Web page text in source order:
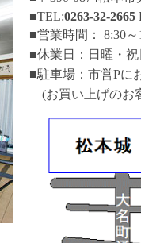
■TEL:0263-32-2665
■営業時間： 8:30
■休業日：日曜・祝
■駐車場：市営Pに
(お買い上げのお